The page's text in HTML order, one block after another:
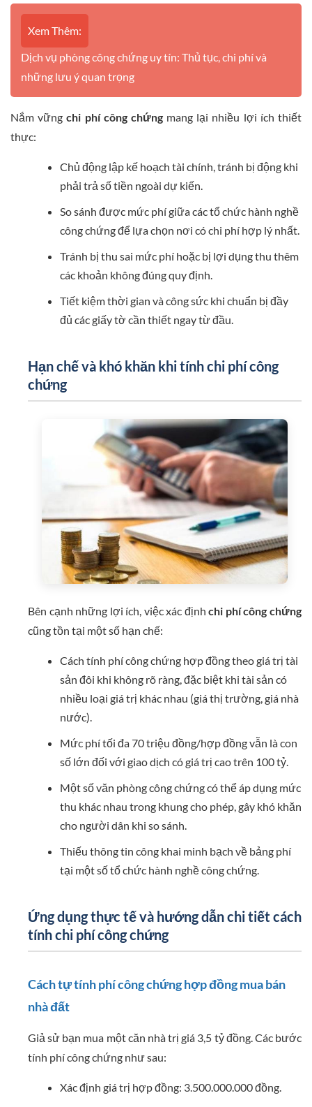
Xem Thêm:
Dịch vụ phòng công chứng uy tín: Thủ tục, chi phí và
những lưu ý quan trọng
Nắm vữngchi phí công chứngmang lại nhiều lợi ích thiết
thực:
Chủ động lập kế hoạch tài chính, tránh bị động khi
phải trả số tiền ngoài dự kiến.
So sánh được mức phí giữa các tổ chức hành nghề
công chứng để lựa chọn nơi có chi phí hợp lý nhất.
Tránh bị thu sai mức phí hoặc bị lợi dụng thu thêm
các khoản không đúng quy định.
Tiết kiệm thời gian và công sức khi chuẩn bị đầy
đủ các giấy tờ cần thiết ngay từ đầu.
Hạn chế và khó khăn khi tính chi phí công
chứng
Bên cạnh những lợi ích, việc xác địnhchi phí công chứng
cũng tồn tại một số hạn chế:
Cách tính phí công chứng hợp đồng theo giá trị tài
sản đôi khi không rõ ràng, đặc biệt khi tài sản có
nhiều loại giá trị khác nhau (giá thị trường, giá nhà
nước).
Mức phí tối đa 70 triệu đồng/hợp đồng vẫn là con
số lớn đối với giao dịch có giá trị cao trên 100 tỷ.
Một số văn phòng công chứng có thể áp dụng mức
thu khác nhau trong khung cho phép, gây khó khăn
cho người dân khi so sánh.
Thiếu thông tin công khai minh bạch về bảng phí
tại một số tổ chức hành nghề công chứng.
Ứng dụng thực tế và hướng dẫn chi tiết cách
tính chi phí công chứng
Cách tự tính phí công chứng hợp đồng mua bán
nhà đất
Giả sử bạn mua một căn nhà trị giá 3,5 tỷ đồng. Các bước
tính phí công chứng như sau:
Xác định giá trị hợp đồng: 3.500.000.000 đồng.